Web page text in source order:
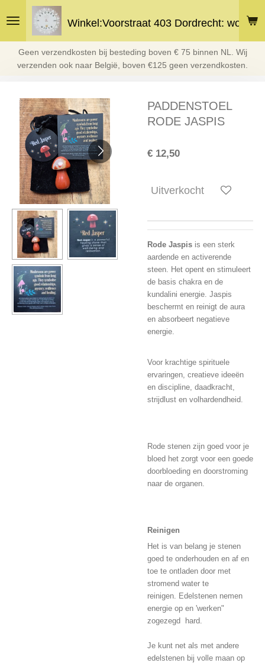
direct
hoofdinhoud
Winkel:Voorstraat 403 Dordrecht: woe
Geen verzendkosten bij besteding boven € 75 binnen NL. Wij
verzenden ook naar België, boven €125 geen verzendkosten.
PADDENSTOEL
RODE JASPIS
€ 12,50
Uitverkocht
Rode Jaspis is een sterk
aardende en activerende
steen. Het opent en stimuleert
de basis chakra en de
kundalini energie. Jaspis
beschermt en reinigt de aura
en absorbeert negatieve
energie.
Voor krachtige spirituele
ervaringen, creatieve ideeën
en discipline, daadkracht,
strijdlust en volhardendheid.
Rode stenen zijn goed voor je
bloed het zorgt voor een goede
doorbloeding en doorstroming
naar de organen.
Reinigen
Het is van belang je stenen
goed te onderhouden en af en
toe te ontladen door met
stromend water te
reinigen. Edelstenen nemen
energie op en 'werken"
zogezegd hard.
Je kunt net als met andere
edelstenen bij volle maan op